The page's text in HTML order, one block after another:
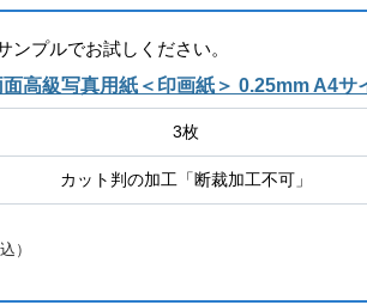
プルでお試しください。
面高級写真用紙＜印画紙＞ 0.25mm A4サ
3枚
カット判の加工「断裁加工不可」
）